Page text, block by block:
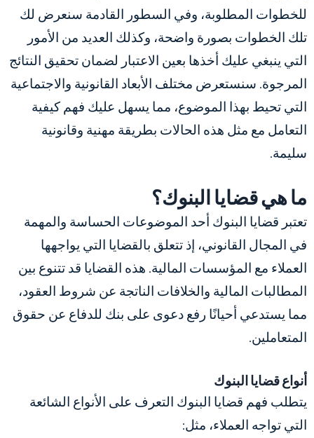
للخطوات المطلوبة، وفي السطور القادمة سنعرض لك
تلك الخطوات بصورة واضحة، وكذلك العديد من الأمور
التي ينبغي عليك أخذها بعين الاعتبار لضمان تحقيق النتائج
المرجوة. سنستعرض مختلف الأبعاد القانونية والاجتماعية
التي تحيط بهذا الموضوع، مما يسهل عليك فهم كيفية
التعامل مع مثل هذه الحالات بطريقة مهنية وقانونية
سليمة.
ما هي قضايا البنوك؟
تعتبر قضايا البنوك أحد الموضوعات الحساسة والمهمة
في المجال القانوني، إذ تتعلق بالقضايا التي يواجهها
العملاء مع المؤسسات المالية. هذه القضايا قد تتنوع بين
المطالبات المالية والخلافات الناتجة عن شروط العقود،
مما يستدعي أحيانًا رفع دعوى على بنك للدفاع عن حقوق
المتعاملين.
أنواع قضايا البنوك
يتطلب فهم قضايا البنوك التعرف على الأنواع الشائعة
التي تواجه العملاء، مثل: